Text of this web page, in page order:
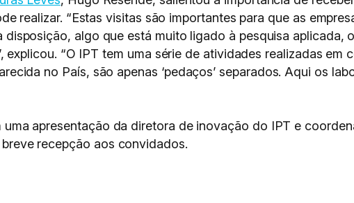
realizar. “Estas visitas são importantes para que as
algo que está muito ligado à pesquisa aplicada,
“O IPT tem uma série de atividades realizadas em
no País, são apenas ‘pedaços’ separados. Aqui os
apresentação da diretora de inovação do IPT e
recepção aos convidados.